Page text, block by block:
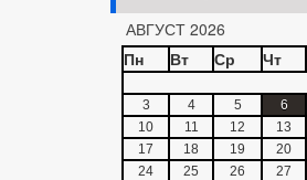
АВГУСТ 2026
Пн
Вт Ср Чт
3
4 5 6
10
11 12 13
17
18 19 20
24
25 26 27